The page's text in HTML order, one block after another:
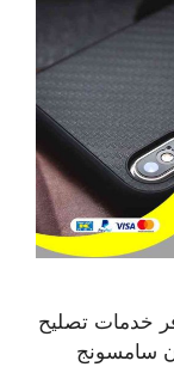
خدمات تصليح
سامسونج